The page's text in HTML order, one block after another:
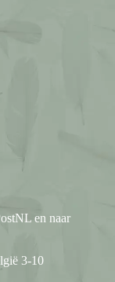
en naar
3-10